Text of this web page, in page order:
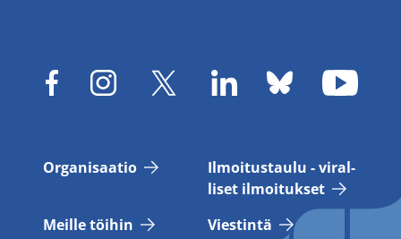
Or­ga­ni­saa­tio
Il­moi­tus­tau­lu - vi­ral­
li­set il­moi­tuk­set
Meil­le töi­hin
Vies­tin­tä